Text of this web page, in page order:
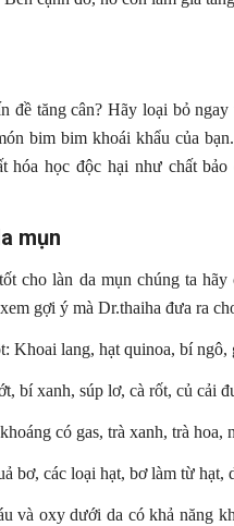
tăng cân? Hãy loại bỏ ngay
bim bim khoái khẩu của
hóa học độc hại như chất
mụn
cho làn da mụn chúng ta
gợi ý mà Dr.thaiha đưa ra
Khoai lang, hạt quinoa, bí
bí xanh, súp lơ, cà rốt, củ cải
có gas, trà xanh, trà hoa,
bơ, các loại hạt, bơ làm từ
và oxy dưới da có khả năng